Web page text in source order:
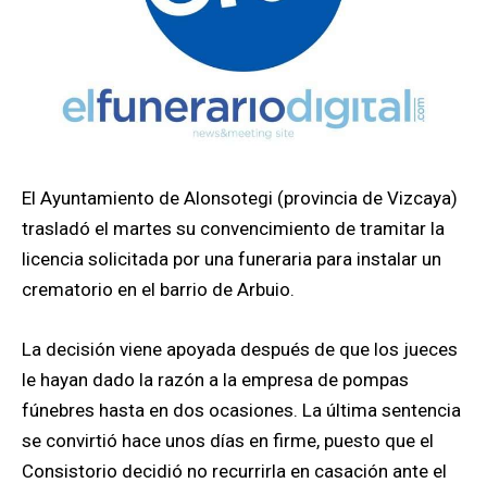
El Ayuntamiento de Alonsotegi (provincia de Vizcaya)
trasladó el martes su convencimiento de tramitar la
licencia solicitada por una funeraria para instalar un
crematorio en el barrio de Arbuio.
La decisión viene apoyada después de que los jueces
le hayan dado la razón a la empresa de pompas
fúnebres hasta en dos ocasiones. La última sentencia
se convirtió hace unos días en firme, puesto que el
Consistorio decidió no recurrirla en casación ante el